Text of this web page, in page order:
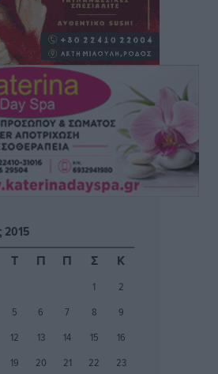
να ενισχύεται, νέο απόκτημα ο
μετά ευχαριστιών στο γήπεδο,
του Νίκου Λαζίδη
Μεγάλο βήμα προόδου η ίδρυση
2015
Τ Π Π Σ Κ
1
2
5 6 7 8
9
12 13 14 15
16
19 20 21 22 23